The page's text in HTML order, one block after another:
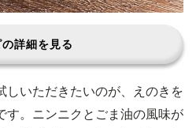
の詳細を見る
しいただきたいのが、えのきを
す。ニンニクとごま油の風味が